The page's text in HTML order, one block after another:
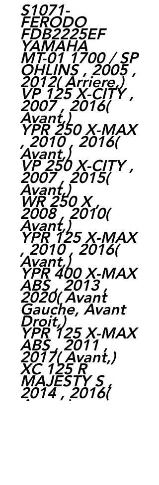
S1071-
FERODO
FDB2225EF
YAMAHA
MT-01 1700 / SP
OHLINS , 2005 ,
2012(Arriere,)
VP 125 X-CITY ,
2007 , 2016(
Avant,)
YPR 250 X-MAX
, 2010 , 2016(
Avant,)
VP 250 X-CITY ,
2007 , 2015(
Avant,)
WR 250 X ,
2008 , 2010(
Avant,)
YPR 125 X-MAX
, 2010 , 2016(
Avant,)
YPR 400 X-MAX
ABS , 2013 ,
2020(Avant
Gauche, Avant
Droit,)
YPR 125 X-MAX
ABS , 2011 ,
2017(Avant,)
XC 125 R
MAJESTY S ,
2014 , 2016(
Avant, )